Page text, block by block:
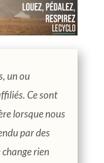
un ou
Ce sont
lorsque nous
par des
rien